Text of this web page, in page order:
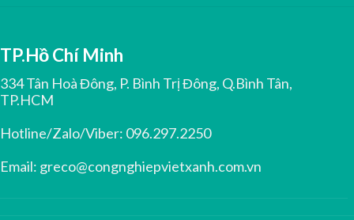
TP.Hồ Chí Minh
334 Tân Hoà Đông, P. Bình Trị Đông, Q.Bình Tân,
TP.HCM
Hotline/Zalo/Viber: 096.297.2250
Email: greco@congnghiepvietxanh.com.vn